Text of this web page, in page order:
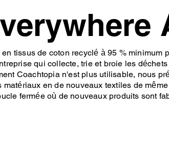
tissus de coton recyclé à 95 % minimum
qui collecte, trie et broie les
Coachtopia n'est plus utilisable, nous
en de nouveaux textiles de
fermée où de nouveaux produits sont